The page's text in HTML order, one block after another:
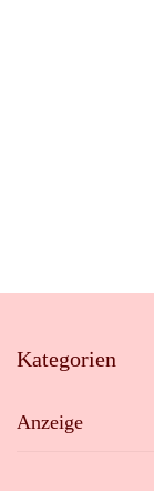
Kategorien
Anzeige